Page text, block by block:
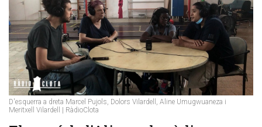
D'esquerra a dreta Marcel Pujols, Dolors Vilardell, Aline Umugwuaneza i
Meritxell Vilardell | RàdioClota